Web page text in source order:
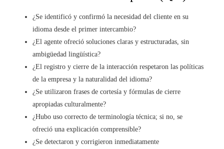
¿Se identificó y confirmó la necesidad del cliente en su
idioma desde el primer intercambio?
¿El agente ofreció soluciones claras y estructuradas, sin
ambigüedad lingüística?
¿El registro y cierre de la interacción respetaron las políticas
de la empresa y la naturalidad del idioma?
¿Se utilizaron frases de cortesía y fórmulas de cierre
apropiadas culturalmente?
¿Hubo uso correcto de terminología técnica; si no, se
ofreció una explicación comprensible?
¿Se detectaron y corrigieron inmediatamente